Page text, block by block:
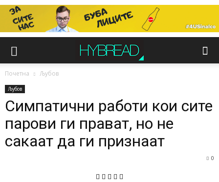
Почетна Љубов
Љубов
Симпатични работи кои сите
парови ги прават, но не
сакаат да ги признаат
0